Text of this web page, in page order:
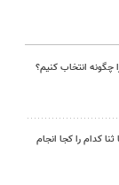
چگونه انتخاب کنیم؟
کدام را کجا انجام